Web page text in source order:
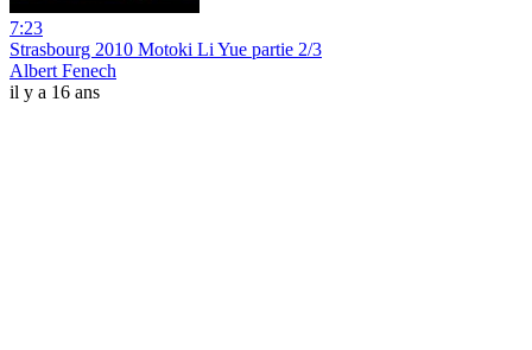
7:23
Strasbourg 2010 Motoki Li Yue partie 2/3
Albert Fenech
il y a 16 ans